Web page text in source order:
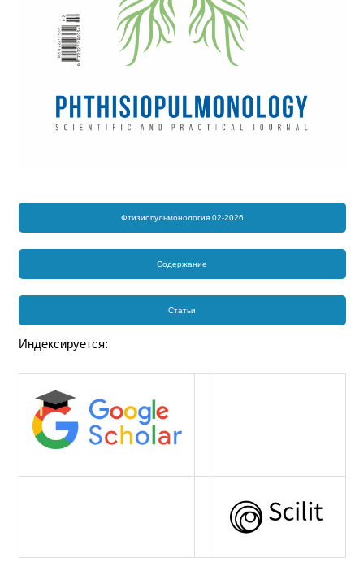
Фтизиопульмонология 02-2026
Содержание
Статьи
Индексируется: